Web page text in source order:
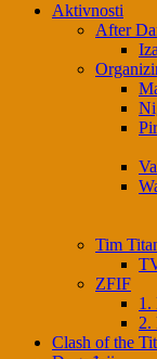
Aktivnosti
After
Tim
ZFIF
1.
2.
Clash of the